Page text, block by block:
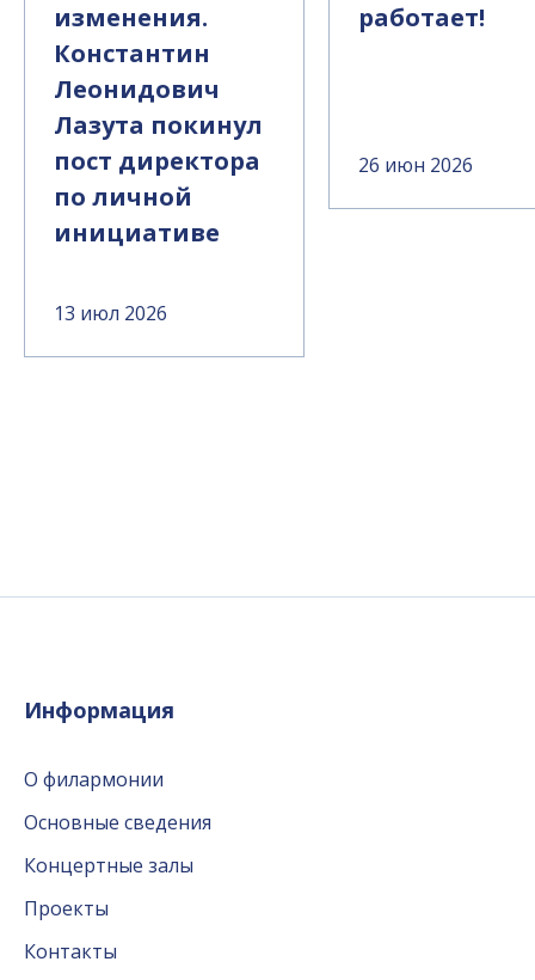
изменения.
Константин
Леонидович
Лазута покинул
пост директора
по личной
инициативе
13 июл 2026
работает!
26 июн 2026
Информация
О филармонии
Основные сведения
Концертные залы
Проекты
Контакты